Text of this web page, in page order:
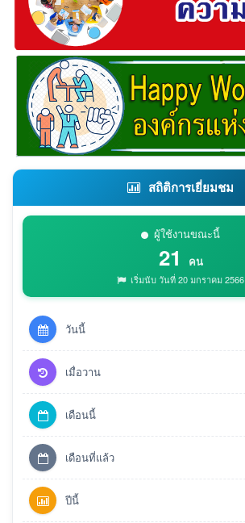
สถิติการเยี่ยมชม
ผู้ใช้งานขณะนี้
21 คน
เริ่มนับ วันที่ 20 มกราคม 2566
วันนี้
เมื่อวาน
เดือนนี้
เดือนที่แล้ว
ปีนี้